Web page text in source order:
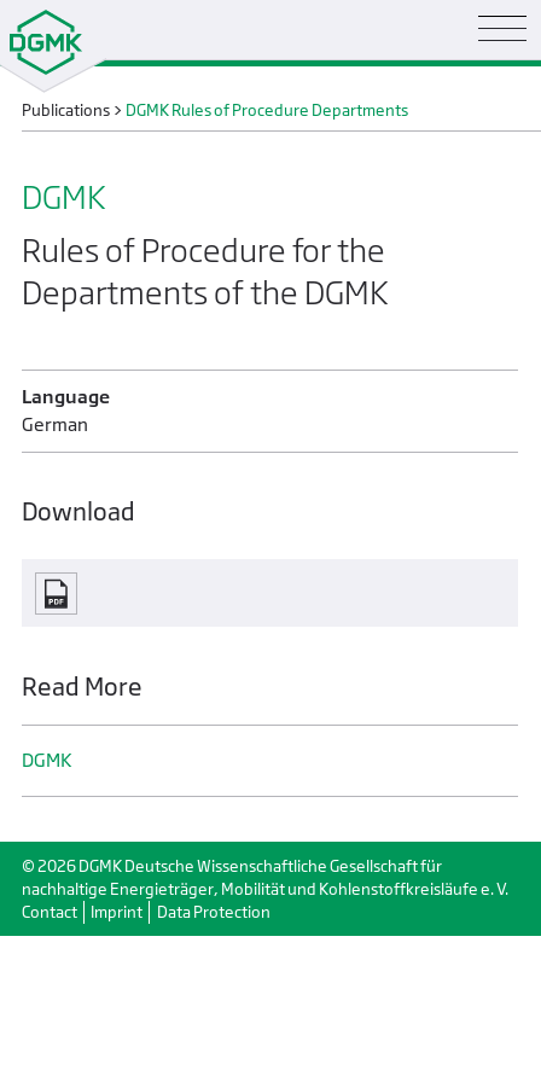
Publications> DGMK Rules of Procedure Departments
DGMK
Rules of Procedure for the
Departments of the DGMK
Language
German
Download
Read More
DGMK
© 2026 DGMK Deutsche Wissenschaftliche Gesellschaft für
nachhaltige Energieträger, Mobilität und Kohlenstoffkreisläufe e. V.
Contact
Imprint Data Protection